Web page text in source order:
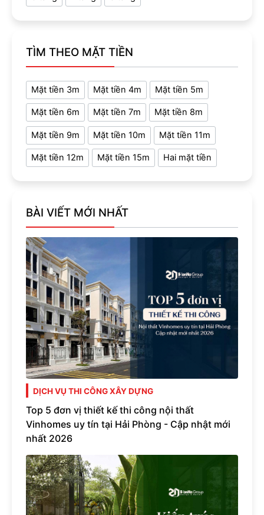
TÌM THEO MẶT TIỀN
Mặt tiền 3m Mặt tiền 4m Mặt tiền 5m
Mặt tiền 6m Mặt tiền 7m Mặt tiền 8m
Mặt tiền 9m Mặt tiền 10m Mặt tiền 11m
Mặt tiền 12m Mặt tiền 15m Hai mặt tiền
BÀI VIẾT MỚI NHẤT
DỊCH VỤ THI CÔNG XÂY DỰNG
Top 5 đơn vị thiết kế thi công nội thất
Vinhomes uy tín tại Hải Phòng - Cập nhật mới
nhất 2026